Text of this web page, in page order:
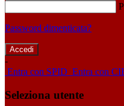
Password dimenticata?
-
Entra con SPID Entra con
Seleziona utente